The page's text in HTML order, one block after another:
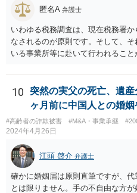
匿名A 弁護士
いわゆる税務調査は、現在税務署
なされるのが原則です。そして、
いる事業所等に赴いて行われるこ
税務署からの行政指導の一環とし
応をしたのでしょうか。それであ
の対応はありえるかもしれません
の不備の是正ということになるの
いう問題はあるかも知れません。
よいかもしれません。
10
突然の実父の死亡、遺
ヶ月前に中国人との婚姻
#高齢者の詐欺被害 #M&A・事業承継
2024年4月26日
江頭 啓介 弁護士
確かに婚姻届は原則直筆ですが、
とは限りません。手の不自由な方